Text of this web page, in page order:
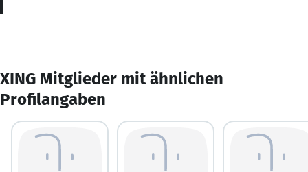
XING Mitglieder mit ähnlichen
Profilangaben